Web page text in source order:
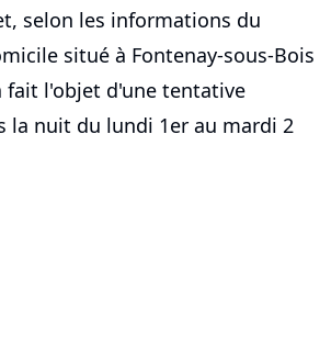
selon les informations du
situé à Fontenay-sous-Bois
fait l'objet d'une tentative
la nuit du lundi 1er au mardi 2